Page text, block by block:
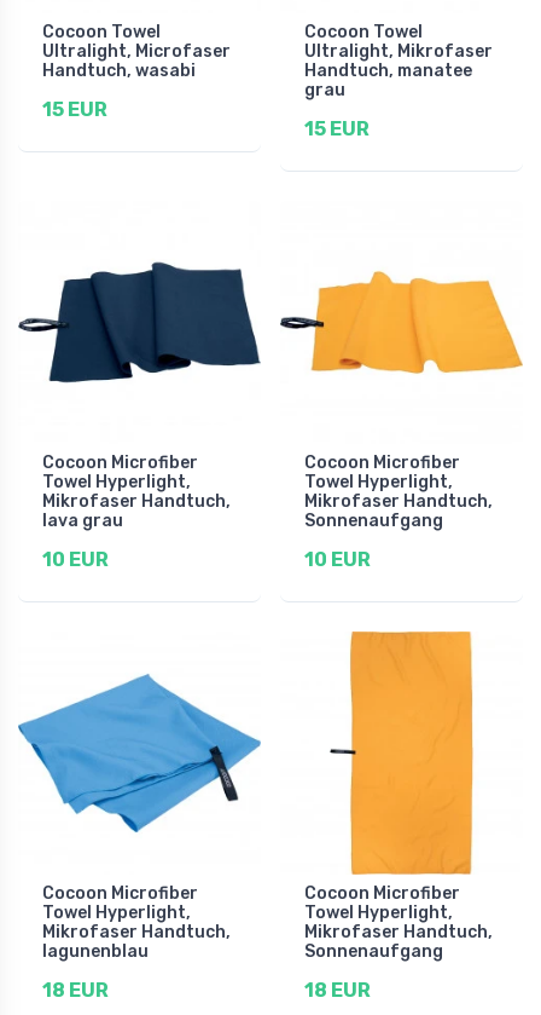
Cocoon Towel
Ultralight, Microfaser
Handtuch, wasabi
15 EUR
Cocoon Towel
Ultralight, Mikrofaser
Handtuch, manatee
grau
15 EUR
Cocoon Microfiber
Towel Hyperlight,
Mikrofaser Handtuch,
lava grau
10 EUR
Cocoon Microfiber
Towel Hyperlight,
Mikrofaser Handtuch,
Sonnenaufgang
10 EUR
Cocoon Microfiber
Towel Hyperlight,
Mikrofaser Handtuch,
lagunenblau
18 EUR
Cocoon Microfiber
Towel Hyperlight,
Mikrofaser Handtuch,
Sonnenaufgang
18 EUR